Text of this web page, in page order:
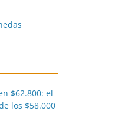
$62.800: el
los $58.000